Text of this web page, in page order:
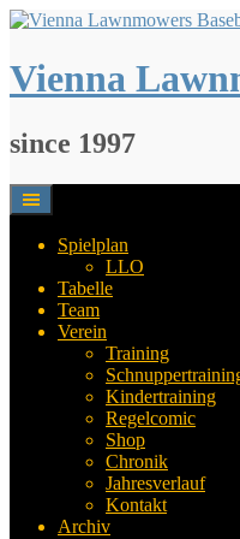
Springe
Inhalt
Vienna
since 1997
Spielplan
LLO
Tabelle
Team
Verein
Training
Kindertraining
Regelcomic
Shop
Chronik
Jahresverlauf
Kontakt
Archiv